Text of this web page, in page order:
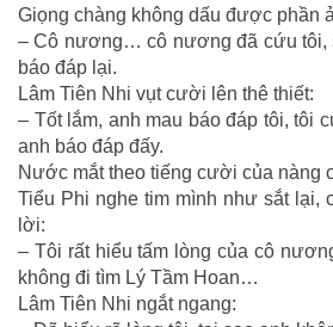
Giọng chàng không dấu được phần
– Cô nương… cô nương đã cứu tôi,
báo đáp lại.
Lâm Tiên Nhi vụt cười lên thê thiết:
– Tốt lắm, anh mau báo đáp tôi, tôi
anh báo đáp đấy.
Nước mắt theo tiếng cười của nàng
Tiểu Phi nghe tim mình như sắt lại,
lời:
– Tôi rất hiểu tấm lòng của cô
không đi tìm Lý Tầm Hoan…
Lâm Tiên Nhi ngắt ngang: